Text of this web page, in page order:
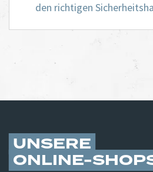
den richtigen
UNSERE
ONLINE-